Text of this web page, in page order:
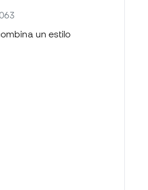
un estilo